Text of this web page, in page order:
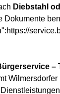
Diebstahl
Dokumente
–